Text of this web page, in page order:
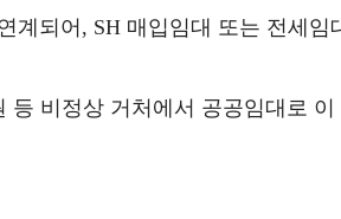
계되어, SH 매입임대 또는 전세임
비정상 거처에서 공공임대로 이